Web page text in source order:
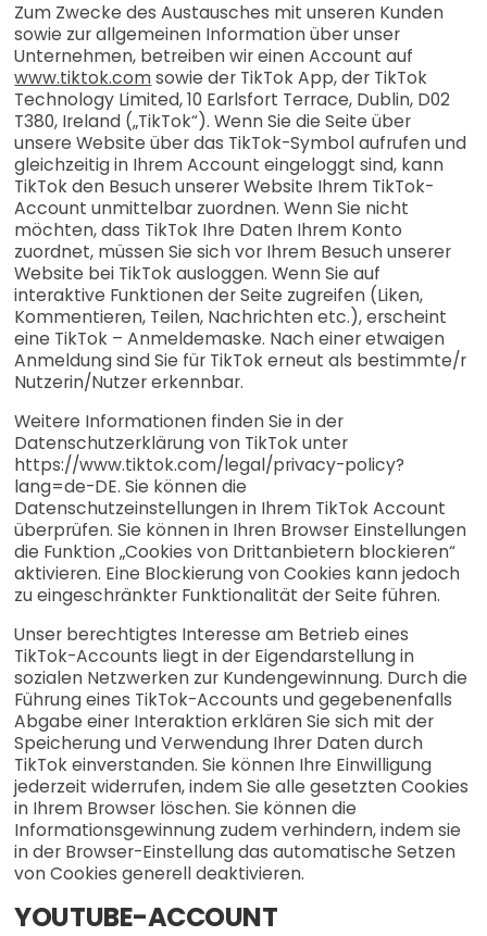
Zum Zwecke des Austausches mit unseren Kunden
sowie zur allgemeinen Information über unser
Unternehmen, betreiben wir einen Account auf
www.tiktok.comsowie der TikTok App, der TikTok
Technology Limited, 10 Earlsfort Terrace, Dublin, D02
T380, Ireland („TikTok“). Wenn Sie die Seite über
unsere Website über das TikTok-Symbol aufrufen und
gleichzeitig in Ihrem Account eingeloggt sind, kann
TikTok den Besuch unserer Website Ihrem TikTok-
Account unmittelbar zuordnen. Wenn Sie nicht
möchten, dass TikTok Ihre Daten Ihrem Konto
zuordnet, müssen Sie sich vor Ihrem Besuch unserer
Website bei TikTok ausloggen. Wenn Sie auf
interaktive Funktionen der Seite zugreifen (Liken,
Kommentieren, Teilen, Nachrichten etc.), erscheint
eine TikTok – Anmeldemaske. Nach einer etwaigen
Anmeldung sind Sie für TikTok erneut als bestimmte/r
Nutzerin/Nutzer erkennbar.
Weitere Informationen finden Sie in der
Datenschutzerklärung von TikTok unter
https://www.tiktok.com/legal/privacy-policy?
lang=de-DE. Sie können die
Datenschutzeinstellungen in Ihrem TikTok Account
überprüfen. Sie können in Ihren Browser Einstellungen
die Funktion „Cookies von Drittanbietern blockieren“
aktivieren. Eine Blockierung von Cookies kann jedoch
zu eingeschränkter Funktionalität der Seite führen.
Unser berechtigtes Interesse am Betrieb eines
TikTok-Accounts liegt in der Eigendarstellung in
sozialen Netzwerken zur Kundengewinnung. Durch die
Führung eines TikTok-Accounts und gegebenenfalls
Abgabe einer Interaktion erklären Sie sich mit der
Speicherung und Verwendung Ihrer Daten durch
TikTok einverstanden. Sie können Ihre Einwilligung
jederzeit widerrufen, indem Sie alle gesetzten Cookies
in Ihrem Browser löschen. Sie können die
Informationsgewinnung zudem verhindern, indem sie
in der Browser-Einstellung das automatische Setzen
von Cookies generell deaktivieren.
YOUTUBE-ACCOUNT